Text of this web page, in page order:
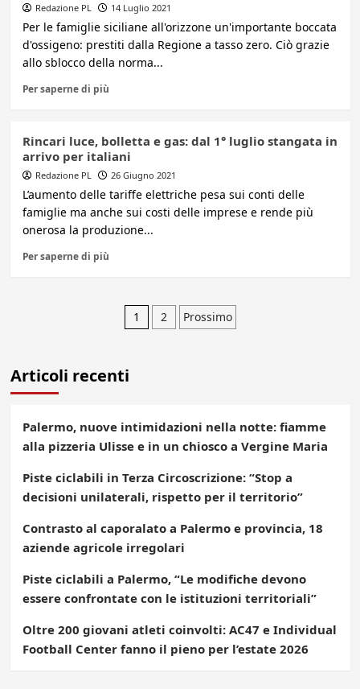
Redazione PL 14 Luglio 2021
Per le famiglie siciliane all'orizzone un'importante boccata
d'ossigeno: prestiti dalla Regione a tasso zero. Ciò grazie
allo sblocco della norma...
Per saperne di più
Rincari luce, bolletta e gas: dal 1° luglio stangata in
arrivo per italiani
Redazione PL 26 Giugno 2021
L’aumento delle tariffe elettriche pesa sui conti delle
famiglie ma anche sui costi delle imprese e rende più
onerosa la produzione...
Per saperne di più
Paginazione
articoli
1 2 Prossimo
Articoli recenti
Palermo, nuove intimidazioni nella notte: fiamme
alla pizzeria Ulisse e in un chiosco a Vergine Maria
Piste ciclabili in Terza Circoscrizione: “Stop a
decisioni unilaterali, rispetto per il territorio”
Contrasto al caporalato a Palermo e provincia, 18
aziende agricole irregolari
Piste ciclabili a Palermo, “Le modifiche devono
essere confrontate con le istituzioni territoriali”
Oltre 200 giovani atleti coinvolti: AC47 e Individual
Football Center fanno il pieno per l’estate 2026